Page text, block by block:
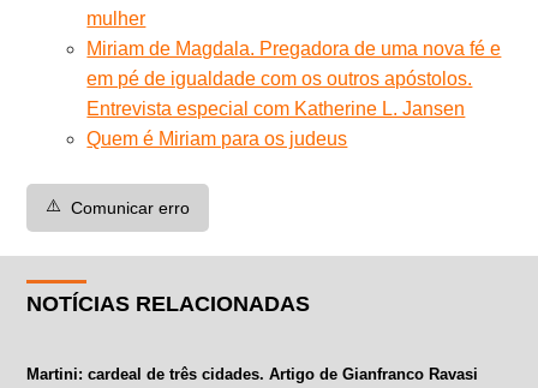
mulher
Miriam de Magdala. Pregadora de uma nova fé e
em pé de igualdade com os outros apóstolos.
Entrevista especial com Katherine L. Jansen
Quem é Miriam para os judeus
⚠️ Comunicar erro
NOTÍCIAS RELACIONADAS
Martini: cardeal de três cidades. Artigo de Gianfranco Ravasi